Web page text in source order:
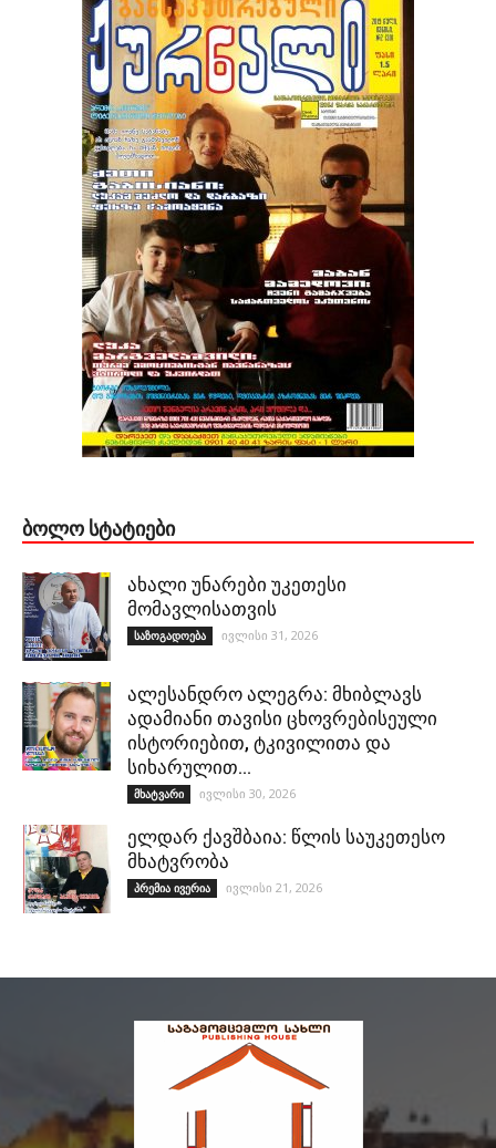
ᲑᲝᲚᲝ ᲡᲢᲐᲢᲘᲔᲑᲘ
ახალი უნარები უკეთესი
მომავლისათვის
საზოგადოება ივლისი 31, 2026
ალესანდრო ალეგრა: მხიბლავს
ადამიანი თავისი ცხოვრებისეული
ისტორიებით, ტკივილითა და
სიხარულით…
მხატვარი ივლისი 30, 2026
ელდარ ქავშბაია: წლის საუკეთესო
მხატვრობა
პრემია ივერია ივლისი 21, 2026